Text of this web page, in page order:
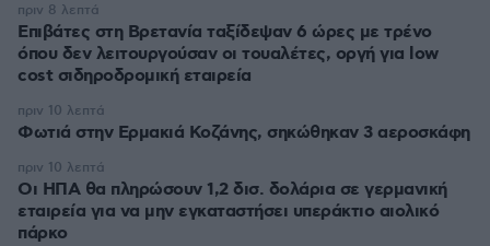
Επιβάτες στη Βρετανία ταξίδεψαν 6 ώρες με τρένο
όπου δεν λειτουργούσαν οι τουαλέτες, οργή για low
cost σιδηροδρομική εταιρεία
πριν 8 λεπτά
Φωτιά στην Ερμακιά Κοζάνης, σηκώθηκαν 3 αεροσκάφη
πριν 10 λεπτά
Οι ΗΠΑ θα πληρώσουν 1,2 δισ. δολάρια σε γερμανική
εταιρεία για να μην εγκαταστήσει υπεράκτιο αιολικό
πάρκο
πριν 10 λεπτά